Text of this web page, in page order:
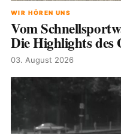
WIR HÖREN UNS
Vom
Die Highlights des
03. August 2026